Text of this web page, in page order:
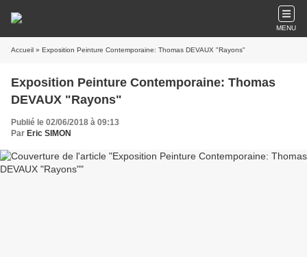
MENU
Accueil » Exposition Peinture Contemporaine: Thomas DEVAUX "Rayons"
Exposition Peinture Contemporaine: Thomas
DEVAUX "Rayons"
Publié le 02/06/2018 à 09:13
Par Eric SIMON